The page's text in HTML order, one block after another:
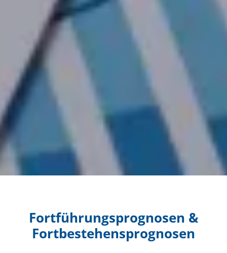
Fortführungsprognosen &
Fortbestehensprognosen